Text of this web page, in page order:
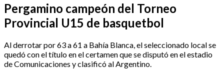
Pergamino campeón del Torneo
Provincial U15 de basquetbol
Al derrotar por 63 a 61 a Bahía Blanca, el seleccionado local se
quedó con el título en el certamen que se disputó en el estadio
de Comunicaciones y clasificó al Argentino.